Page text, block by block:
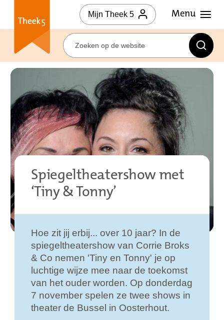
Mijn Theek 5
Spiegeltheatershow met
‘Tiny & Tonny’
Hoe zit jij erbij... over 10 jaar? In de
spiegeltheatershow van Corrie Broks
& Co nemen 'Tiny en Tonny' je op
luchtige wijze mee naar de toekomst
van het ouder worden. Op donderdag
7 november spelen ze twee shows in
theater de Bussel in Oosterhout.